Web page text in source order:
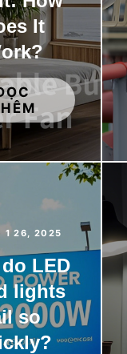
It
1 26, 2025
LED
lights
so